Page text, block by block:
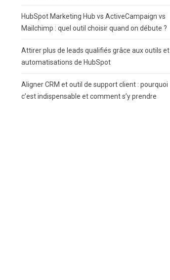
HubSpot Marketing Hub vs ActiveCampaign vs
Mailchimp : quel outil choisir quand on débute ?
Attirer plus de leads qualifiés grâce aux outils et
automatisations de HubSpot
Aligner CRM et outil de support client : pourquoi
c’est indispensable et comment s’y prendre